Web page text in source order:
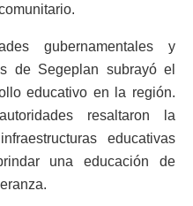
gubernamentales y
de Segeplan subrayó el
educativo en la región.
resaltaron la
educativas
una educación de